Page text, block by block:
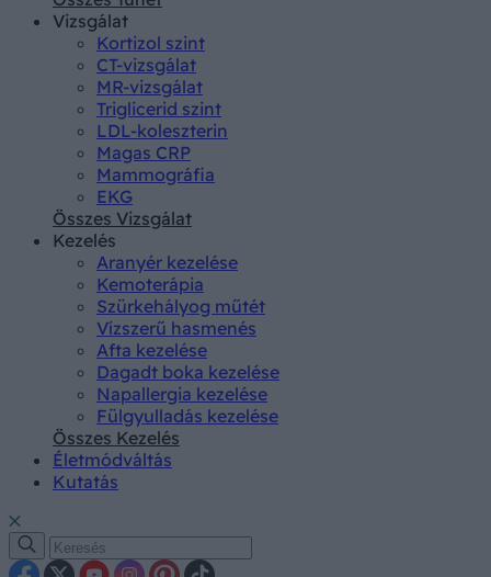
Vizsgálat
Kortizol szint
CT-vizsgálat
MR-vizsgálat
Triglicerid szint
LDL-koleszterin
Magas CRP
Mammográfia
EKG
Összes Vizsgálat
Kezelés
Aranyér kezelése
Kemoterápia
Szürkehályog műtét
Vízszerű hasmenés
Afta kezelése
Dagadt boka kezelése
Napallergia kezelése
Fülgyulladás kezelése
Összes Kezelés
Életmódváltás
Kutatás